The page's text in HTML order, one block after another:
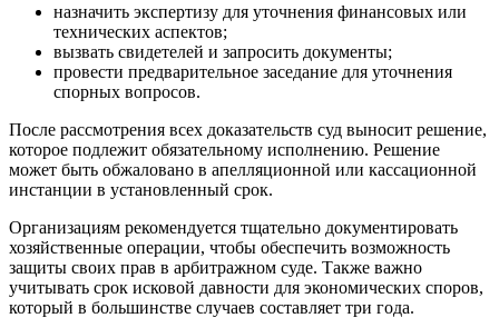
назначить экспертизу для уточнения финансовых или
технических аспектов;
вызвать свидетелей и запросить документы;
провести предварительное заседание для уточнения
спорных вопросов.
После рассмотрения всех доказательств суд выносит решение,
которое подлежит обязательному исполнению. Решение
может быть обжаловано в апелляционной или кассационной
инстанции в установленный срок.
Организациям рекомендуется тщательно документировать
хозяйственные операции, чтобы обеспечить возможность
защиты своих прав в арбитражном суде. Также важно
учитывать срок исковой давности для экономических споров,
который в большинстве случаев составляет три года.